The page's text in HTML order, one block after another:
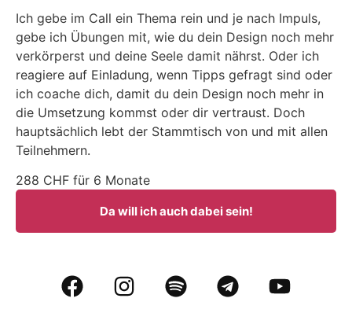
Ich gebe im Call ein Thema rein und je nach Impuls,
gebe ich Übungen mit, wie du dein Design noch mehr
verkörperst und deine Seele damit nährst. Oder ich
reagiere auf Einladung, wenn Tipps gefragt sind oder
ich coache dich, damit du dein Design noch mehr in
die Umsetzung kommst oder dir vertraust. Doch
hauptsächlich lebt der Stammtisch von und mit allen
Teilnehmern.
288 CHF für 6 Monate
Da will ich auch dabei sein!